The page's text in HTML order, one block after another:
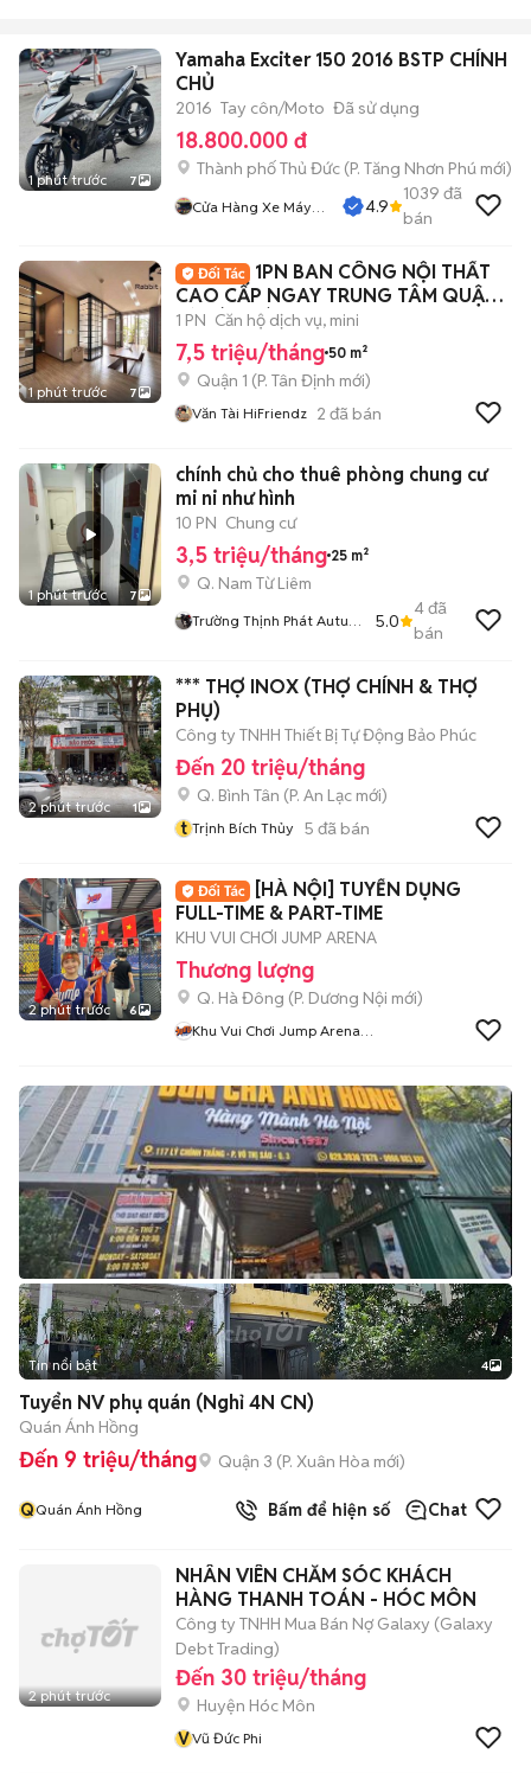
1 phút trước 7
Yamaha Exciter 150 2016 BSTP CHÍNH
CHỦ
2016 Tay côn/Moto Đã sử dụng
18.800.000 đ
Thành phố Thủ Đức (P. Tăng Nhơn Phú mới)
Cửa Hàng Xe Máy
4.9
1039 đã
bán
1 phút trước 7
1PN BAN CÔNG NỘI THẤT
CAO CẤP NGAY TRUNG TÂM QUẬN 1
BỜ KÈ HOÀNG SA
1 PN Căn hộ dịch vụ, mini
7,5 triệu/tháng 50 m²
Quận 1 (P. Tân Định mới)
Văn Tài HiFriendz 2 đã bán
1 phút trước 7
chính chủ cho thuê phòng chung cư
mi ni như hình
10 PN Chung cư
3,5 triệu/tháng 25 m²
Q. Nam Từ Liêm
Trường Thịnh Phát Autu
5.0
4đã
bán
2 phút trước 1
*** THỢ INOX (THỢ CHÍNH & THỢ
PHỤ)
Công ty TNHH Thiết Bị Tự Động Bảo Phúc
Đến 20 triệu/tháng
Q. Bình Tân (P. An Lạc mới)
t Trịnh Bích Thủy 5 đã bán
2 phút trước 6
[HÀ NỘI] TUYỂN DỤNG
FULL-TIME & PART-TIME
KHU VUI CHƠI JUMP ARENA
Thương lượng
Q. Hà Đông (P. Dương Nội mới)
Khu Vui Chơi Jump Arena
Tin nổi bật 4
Tuyển NV phụ quán (Nghỉ 4N CN)
Quán Ánh Hồng
Đến 9 triệu/tháng Quận 3 (P. Xuân Hòa mới)
QQuán Ánh Hồng Bấm để hiện số Chat
2 phút trước
NHÂN VIÊN CHĂM SÓC KHÁCH
HÀNG THANH TOÁN - HÓC MÔN
Công ty TNHH Mua Bán Nợ Galaxy (Galaxy
Debt Trading)
Đến 30 triệu/tháng
Huyện Hóc Môn
VVũ Đức Phi